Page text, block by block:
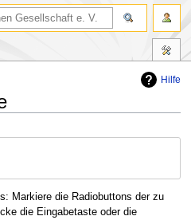
Hilfe
Markiere die Radiobuttons der zu
die Eingabetaste oder die